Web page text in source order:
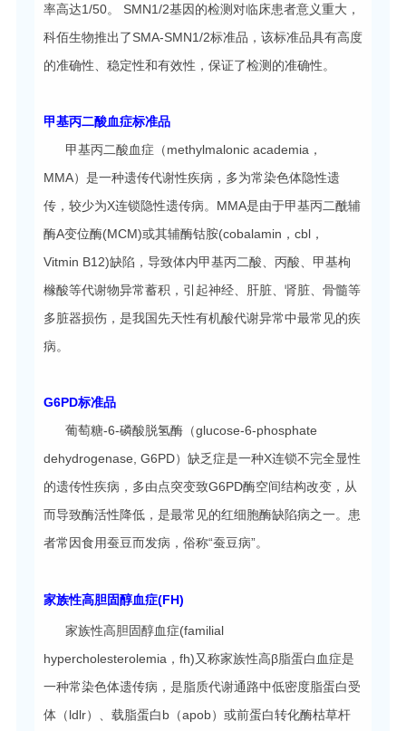
率高达1/50。 SMN1/2基因的检测对临床患者意义重大，
科佰生物推出了SMA-SMN1/2标准品，该标准品具有高度
的准确性、稳定性和有效性，保证了检测的准确性。
甲基丙二酸血症标准品
甲基丙二酸血症（methylmalonic academia，
MMA）是一种遗传代谢性疾病，多为常染色体隐性遗
传，较少为X连锁隐性遗传病。MMA是由于甲基丙二酰辅
酶A变位酶(MCM)或其辅酶钴胺(cobalamin，cbl，
Vitmin B12)缺陷，导致体内甲基丙二酸、丙酸、甲基枸
橼酸等代谢物异常蓄积，引起神经、肝脏、肾脏、骨髓等
多脏器损伤，是我国先天性有机酸代谢异常中最常见的疾
病。
G6PD标准品
葡萄糖-6-磷酸脱氢酶（glucose-6-phosphate
dehydrogenase, G6PD）缺乏症是一种X连锁不完全显性
的遗传性疾病，多由点突变致G6PD酶空间结构改变，从
而导致酶活性降低，是最常见的红细胞酶缺陷病之一。患
者常因食用蚕豆而发病，俗称“蚕豆病”。
家族性高胆固醇血症(FH)
家族性高胆固醇血症(familial
hypercholesterolemia，fh)又称家族性高β脂蛋白血症是
一种常染色体遗传病，是脂质代谢通路中低密度脂蛋白受
体（ldlr）、载脂蛋白b（apob）或前蛋白转化酶枯草杆